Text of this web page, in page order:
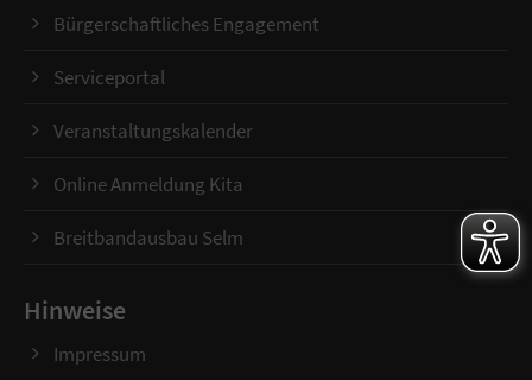
Bürgerschaftliches Engagement
Serviceportal
Veranstaltungskalender
Online Anmeldung Kita
Breitbandausbau Selm
Hinweise
Impressum